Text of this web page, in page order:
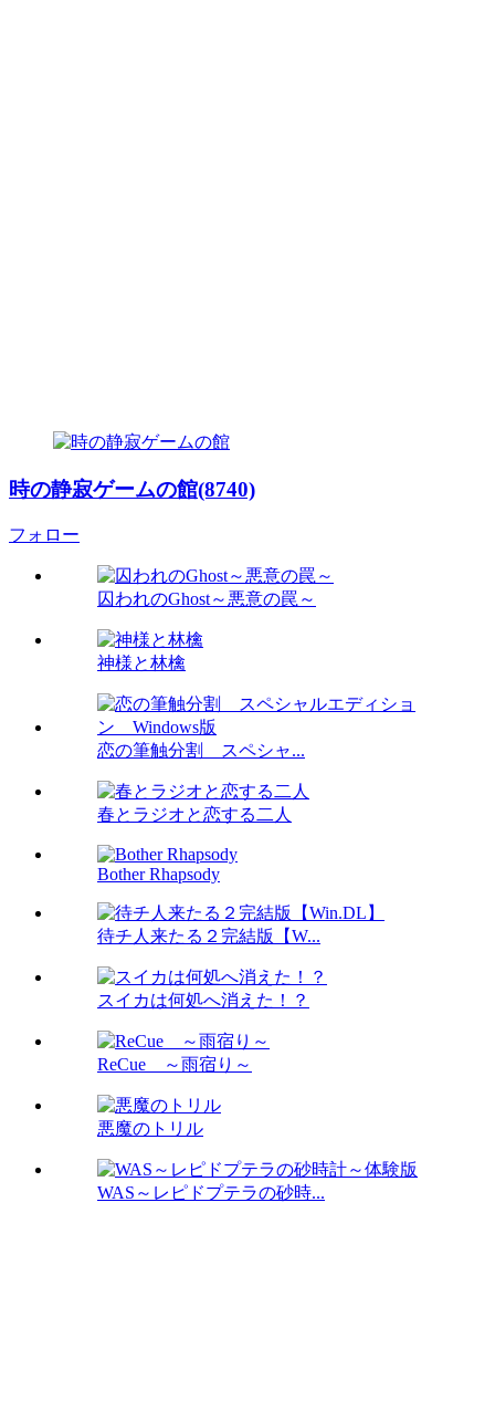
時の静寂ゲームの館(8740)
フォロー
囚われのGhost～悪意の罠～
神様と林檎
恋の筆触分割 スペシャ...
春とラジオと恋する二人
Bother Rhapsody
待チ人来たる２完結版【W...
スイカは何処へ消えた！？
ReCue ～雨宿り～
悪魔のトリル
WAS～レピドプテラの砂時...